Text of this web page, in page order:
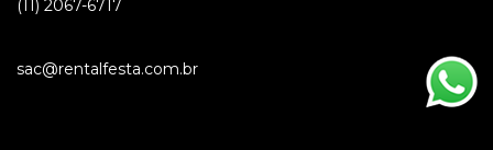
(11) 2067-6717
sac@rentalfesta.com.br